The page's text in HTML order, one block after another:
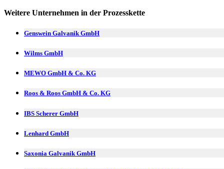
Weitere Unternehmen in der Prozesskette
Genswein Galvanik GmbH
Wilms GmbH
MEWO GmbH & Co. KG
Roos & Roos GmbH & Co. KG
IBS Scherer GmbH
Lenhard GmbH
Saxonia Galvanik GmbH